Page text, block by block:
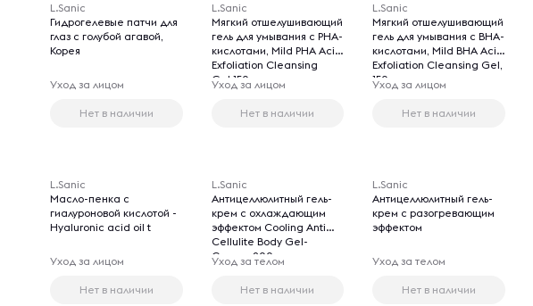
L.Sanic
Гидрогелевые патчи для
глаз с голубой агавой,
Корея
Уход за лицом
Нет в наличии
L.Sanic
Мягкий отшелушивающий
гель для умывания с PHA-
кислотами, Mild PHA Acid
Exfoliation Cleansing
Gel,150 мл
Уход за лицом
Нет в наличии
L.Sanic
Мягкий отшелушивающий
гель для умывания с BHA-
кислотами, Mild BHA Acid
Exfoliation Cleansing Gel,
150 мл
Уход за лицом
Нет в наличии
L.Sanic
Масло-пенка с
гиалуроновой кислотой -
Hyaluronic acid oil t
Уход за лицом
Нет в наличии
L.Sanic
Антицеллюлитный гель-
крем с охлаждающим
эффектом Cooling Anti
Cellulite Body Gel-
Cream, 200 мл
Уход за телом
Нет в наличии
L.Sanic
Антицеллюлитный гель-
крем с разогревающим
эффектом
Уход за телом
Нет в наличии